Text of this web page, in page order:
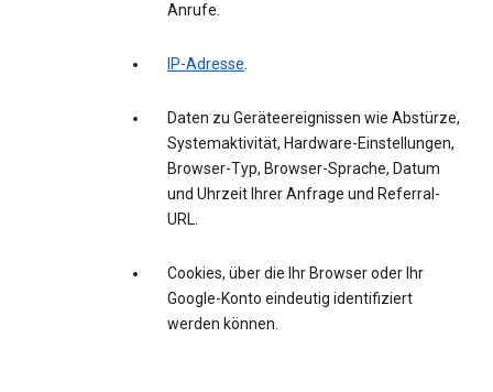
Anrufe.
IP-Adresse.
Daten zu Geräteereignissen wie Abstürze,
Systemaktivität, Hardware-Einstellungen,
Browser-Typ, Browser-Sprache, Datum
und Uhrzeit Ihrer Anfrage und Referral-
URL.
Cookies, über die Ihr Browser oder Ihr
Google-Konto eindeutig identifiziert
werden können.